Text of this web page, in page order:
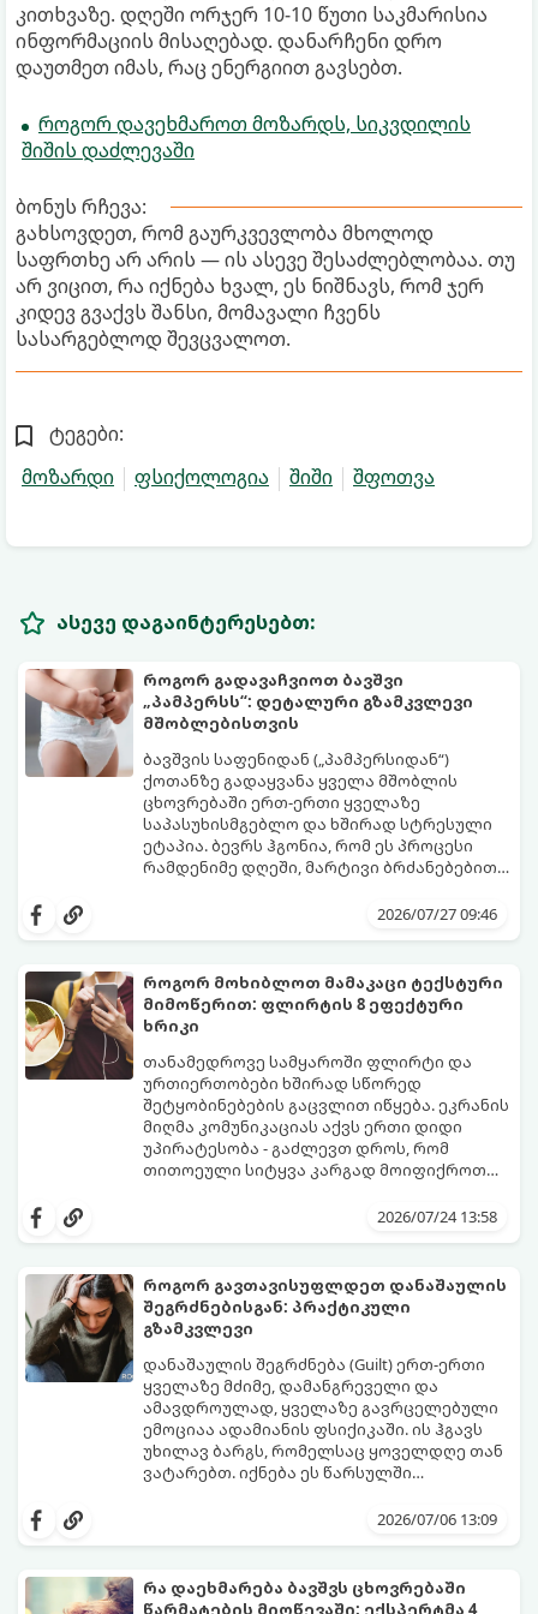
კითხვაზე. დღეში ორჯერ 10-10 წუთი საკმარისია
ინფორმაციის მისაღებად. დანარჩენი დრო
დაუთმეთ იმას, რაც ენერგიით გავსებთ.
როგორ დავეხმაროთ მოზარდს, სიკვდილის
შიშის დაძლევაში
ბონუს რჩევა:
გახსოვდეთ, რომ გაურკვევლობა მხოლოდ
საფრთხე არ არის — ის ასევე შესაძლებლობაა. თუ
არ ვიცით, რა იქნება ხვალ, ეს ნიშნავს, რომ ჯერ
კიდევ გვაქვს შანსი, მომავალი ჩვენს
სასარგებლოდ შევცვალოთ.
ტეგები:
მოზარდი
ფსიქოლოგია შიში შფოთვა
ასევე დაგაინტერესებთ:
როგორ გადავაჩვიოთ ბავშვი
„პამპერსს“: დეტალური გზამკვლევი
მშობლებისთვის
ბავშვის საფენიდან („პამპერსიდან“)
ქოთანზე გადაყვანა ყველა მშობლის
ცხოვრებაში ერთ-ერთი ყველაზე
საპასუხისმგებლო და ხშირად სტრესული
ეტაპია. ბევრს ჰგონია, რომ ეს პროცესი
რამდენიმე დღეში, მარტივი ბრძანებებით
ფიზიოლოგიური და ფსიქოლოგიური
მოთმინებას მოითხოვს.
როგორ გახადოთ ეს პროცესი2026/07/27 09:46
როგორ მოხიბლოთ მამაკაცი ტექსტური
მიმოწერით: ფლირტის 8 ეფექტური
ხრიკი
თანამედროვე სამყაროში ფლირტი და
ურთიერთობები ხშირად სწორედ
შეტყობინებების გაცვლით იწყება. ეკრანის
მიღმა კომუნიკაციას აქვს ერთი დიდი
უპირატესობა - გაძლევთ დროს, რომ
თითოეული სიტყვა კარგად მოიფიქროთ
მოაცილოს და მოუთმენლად ელოდოს
წესი:
2026/07/24 13:58
როგორ გავთავისუფლდეთ დანაშაულის
შეგრძნებისგან: პრაქტიკული
გზამკვლევი
დანაშაულის შეგრძნება (Guilt) ერთ-ერთი
ყველაზე მძიმე, დამანგრეველი და
ამავდროულად, ყველაზე გავრცელებული
ემოციაა ადამიანის ფსიქიკაში. ის ჰგავს
უხილავ ბარგს, რომელსაც ყოველდღე თან
ვატარებთ. იქნება ეს წარსულში
ტკენა, ოჯახის წევრებისთვის
გადაჭარბებული მოთხოვნები
-დანაშაულის განცდა შიგნიდან ფიტავს
დანაშაულის გრძნობას აქვს თავისი
საკუთარი თუ საზოგადოებრივი მორალური
კოდექსი. თუმცა, როდესაც ეს ემოცია
2026/07/06 13:09
რა დაეხმარება ბავშვს ცხოვრებაში
წარმატების მიღწევაში: ექსპერტმა 4